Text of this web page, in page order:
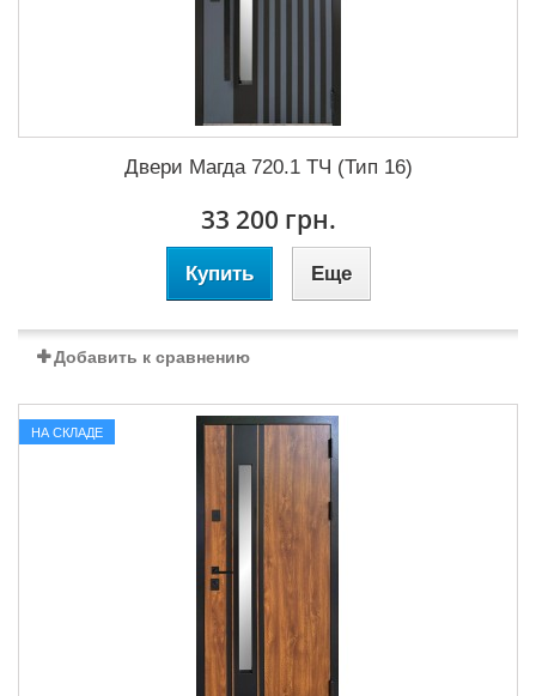
Двери Магда 720.1 ТЧ (Тип 16)
33 200 грн.
Купить Еще
Добавить к сравнению
НА СКЛАДЕ